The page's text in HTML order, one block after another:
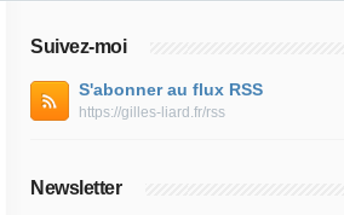
Suivez-moi
S'abonner au flux RSS
https://gilles-liard.fr/rss
Newsletter